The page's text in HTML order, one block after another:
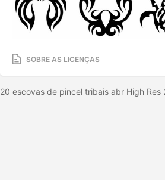
SOBRE AS LICENÇAS
20 escovas de pincel tribais abr High Res